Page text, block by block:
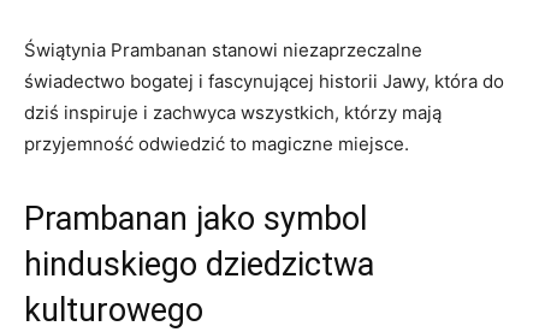
Świątynia Prambanan stanowi niezaprzeczalne
świadectwo bogatej i fascynującej historii Jawy, która do
dziś inspiruje i zachwyca wszystkich, którzy mają
przyjemność odwiedzić to magiczne miejsce.
Prambanan jako symbol
hinduskiego dziedzictwa
kulturowego